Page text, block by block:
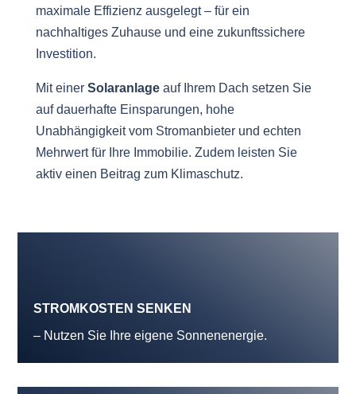
maximale Effizienz ausgelegt – für ein
nachhaltiges Zuhause und eine zukunftssichere
Investition.
Mit einer Solaranlageauf Ihrem Dach setzen Sie
auf dauerhafte Einsparungen, hohe
Unabhängigkeit vom Stromanbieter und echten
Mehrwert für Ihre Immobilie. Zudem leisten Sie
aktiv einen Beitrag zum Klimaschutz.
STROMKOSTEN SENKEN
– Nutzen Sie Ihre eigene Sonnenenergie.